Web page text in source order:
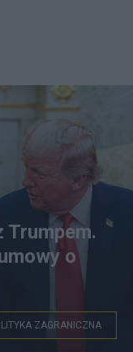
o
ZAGRANICZNA